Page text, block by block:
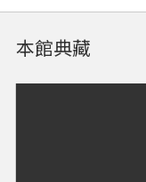
本館典藏